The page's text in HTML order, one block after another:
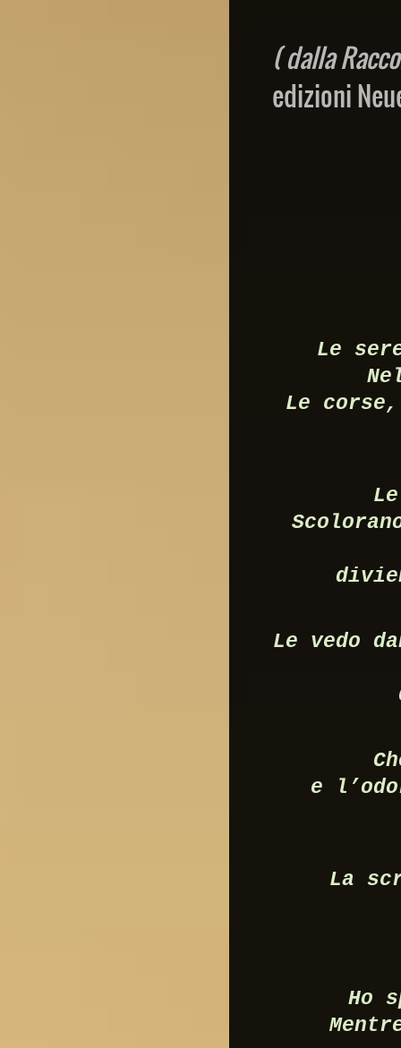
( dalla
edizioni
Le
Le
Le vedo
e
La
Ho